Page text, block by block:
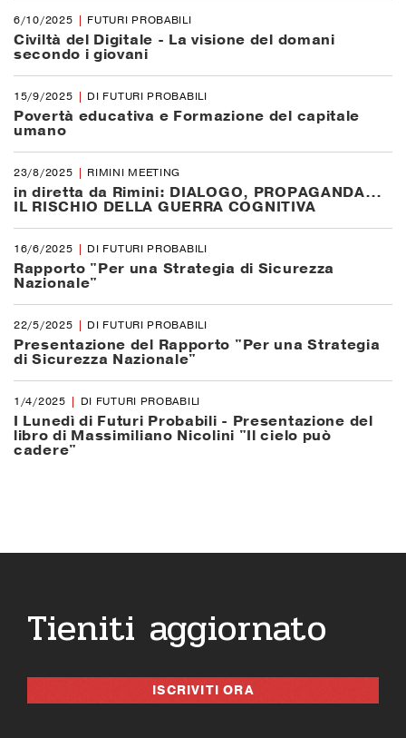
6/10/2025 FUTURI PROBABILI
Civiltà del Digitale - La visione del domani
secondo i giovani
15/9/2025 DI FUTURI PROBABILI
Povertà educativa e Formazione del capitale
umano
23/8/2025 RIMINI MEETING
in diretta da Rimini: DIALOGO, PROPAGANDA…
IL RISCHIO DELLA GUERRA COGNITIVA
16/6/2025 DI FUTURI PROBABILI
Rapporto "Per una Strategia di Sicurezza
Nazionale"
22/5/2025 DI FUTURI PROBABILI
Presentazione del Rapporto "Per una Strategia
di Sicurezza Nazionale"
1/4/2025 DI FUTURI PROBABILI
I Lunedì di Futuri Probabili - Presentazione del
libro di Massimiliano Nicolini "Il cielo può
cadere"
Tieniti aggiornato
ISCRIVITI ORA